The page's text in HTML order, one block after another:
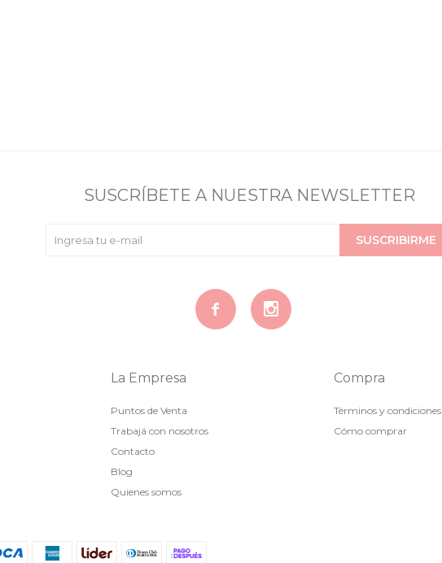
La Empresa
Puntos de Venta
Trabajá con nosotros
Contacto
Blog
Quienes somos
Compra
Términos y condiciones
Cómo comprar
SUSCRÍBETE A NUESTRA NEWSLETTER
SUSCRIBIRME
 